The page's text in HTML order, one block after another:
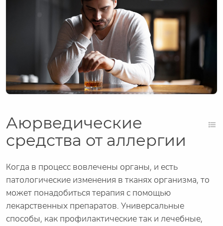
Аюрведические
средства от аллергии
Когда в процесс вовлечены органы, и есть
патологические изменения в тканях организма, то
может понадобиться терапия с помощью
лекарственных препаратов. Универсальные
способы, как профилактические так и лечебные,